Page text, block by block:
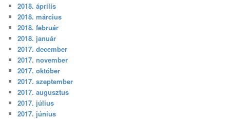
2018. április
2018. március
2018. február
2018. január
2017. december
2017. november
2017. október
2017. szeptember
2017. augusztus
2017. július
2017. június